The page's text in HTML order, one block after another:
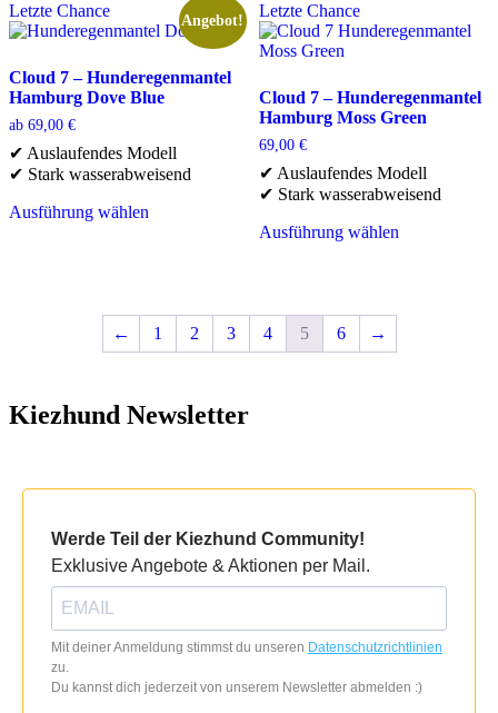
mehrere
Varianten
Die
Optionen
können
der
Produktseite
werden
mehrere
Varianten
auf.
Optionen
können
auf
der
Produktseite
gewählt
Letzte Chance
Angebot!
Cloud 7 – Hunderegenmantel
Hamburg Dove Blue
ab 69,00 €
✔ Auslaufendes Modell
✔ Stark wasserabweisend
Ausführung wählen
auf
werden
Letzte Chance
Cloud 7 – Hunderegenmantel
Hamburg Moss Green
69,00 €
✔ Auslaufendes Modell
✔ Stark wasserabweisend
Ausführung wählen
mehrere
Varianten
auf.
gewählt
← 1 2 3 4 5 6 →
Kiezhund Newsletter
Werde Teil der Kiezhund Community!
Exklusive Angebote & Aktionen per Mail.
Mit deiner Anmeldung stimmst du unseren Datenschutzrichtlinien
zu.
Du kannst dich jederzeit von unserem Newsletter abmelden :)